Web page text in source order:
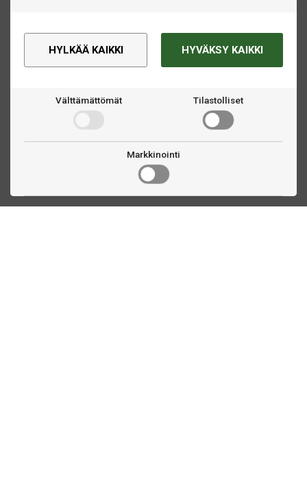
HYLKÄÄ KAIKKI HYVÄKSY KAIKKI
Välttämättömät Tilastolliset
Markkinointi